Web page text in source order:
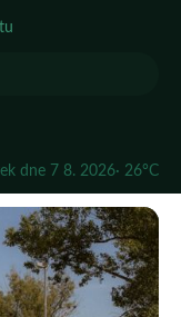
dne 7 8. 2026· 26°C